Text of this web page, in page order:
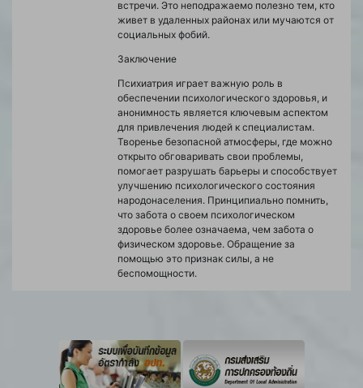
встречи. Это неподражаемо полезно тем, кто
живет в удаленных районах или мучаются от
социальных фобий.
Заключение
Психиатрия играет важную роль в
обеспечении психологического здоровья, и
анонимность является ключевым аспектом
для привлечения людей к специалистам.
Творенье безопасной атмосферы, где можно
открыто обговаривать свои проблемы,
помогает разрушать барьеры и способствует
улучшению психологического состояния
народонаселения. Принципиально помнить,
что забота о своем психологическом
здоровье более означаема, чем забота о
физическом здоровье. Обращение за
помощью это признак силы, а не
беспомощности.